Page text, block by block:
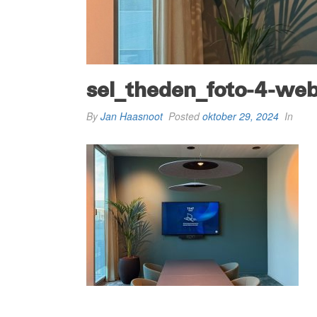
sel_theden_foto-4-
ByJan Haasnoot Postedoktober 29, 2024 In